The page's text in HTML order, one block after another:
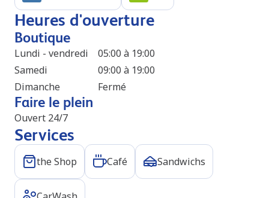
Heures d'ouverture
Boutique
Lundi - vendredi
05:00 à 19:00
Samedi
09:00 à 19:00
Dimanche
Fermé
Faire le plein
Ouvert 24/7
Services
the Shop Café Sandwichs